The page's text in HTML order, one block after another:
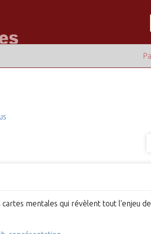
mentales qui révèlent tout l'enjeu